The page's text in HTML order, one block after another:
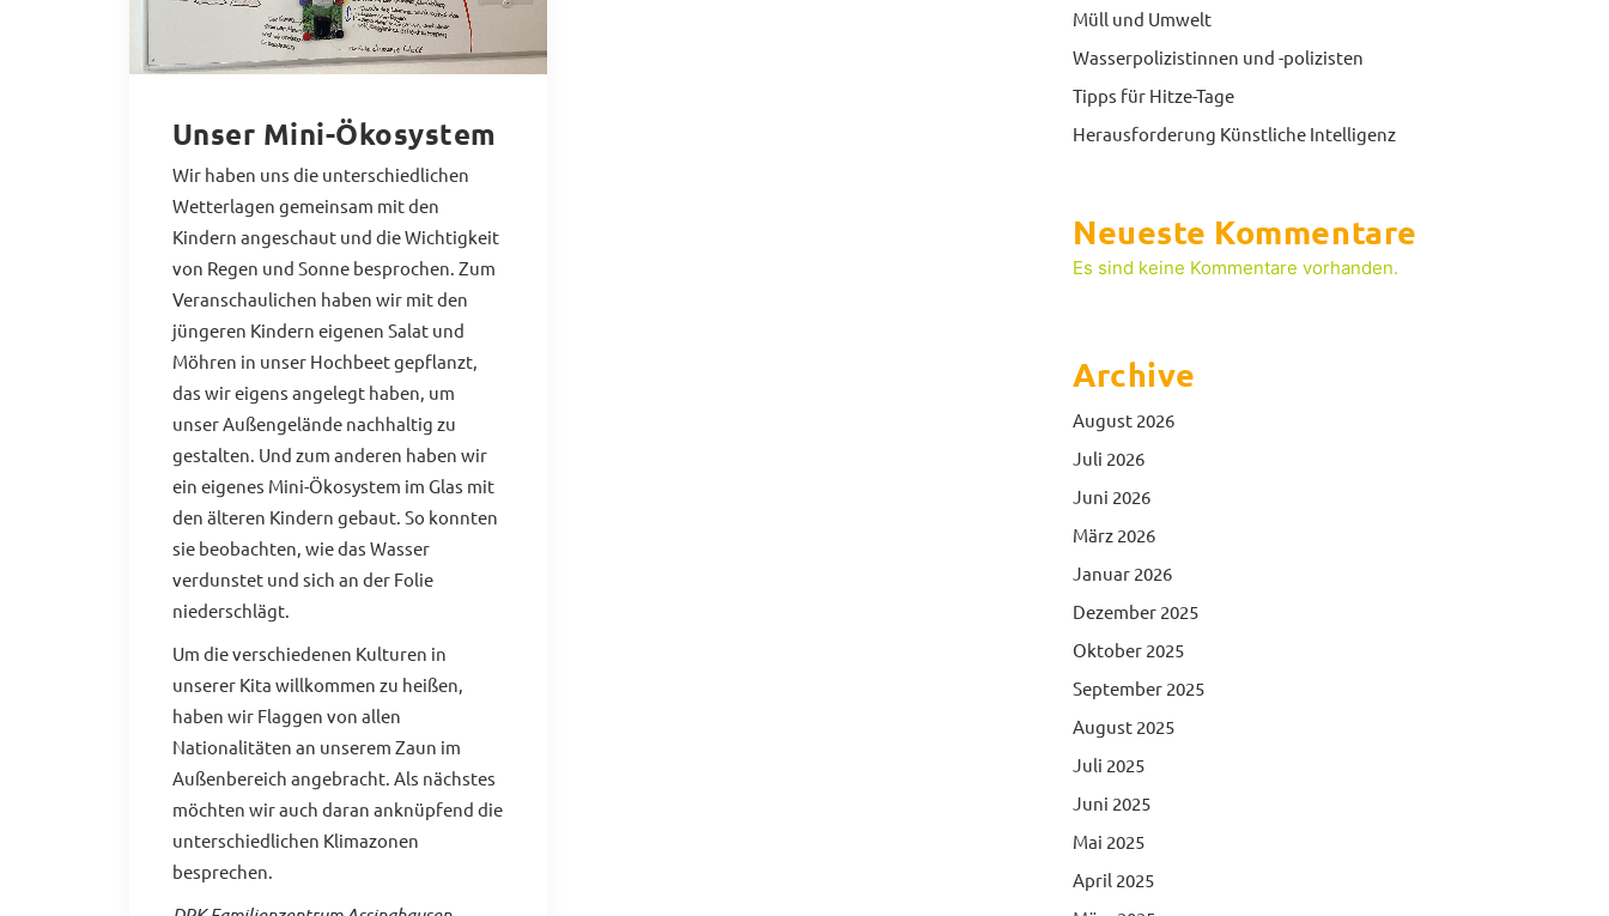
Unser Mini-Ökosystem
Wir haben uns die unterschiedlichen
Wetterlagen gemeinsam mit den
Kindern angeschaut und die Wichtigkeit
von Regen und Sonne besprochen. Zum
Veranschaulichen haben wir mit den
jüngeren Kindern eigenen Salat und
Möhren in unser Hochbeet gepflanzt,
das wir eigens angelegt haben, um
unser Außengelände nachhaltig zu
gestalten. Und zum anderen haben wir
ein eigenes Mini-Ökosystem im Glas mit
den älteren Kindern gebaut. So konnten
sie beobachten, wie das Wasser
verdunstet und sich an der Folie
niederschlägt.
Um die verschiedenen Kulturen in
unserer Kita willkommen zu heißen,
haben wir Flaggen von allen
Nationalitäten an unserem Zaun im
Außenbereich angebracht. Als nächstes
möchten wir auch daran anknüpfend die
unterschiedlichen Klimazonen
besprechen.
Müll und Umwelt
Wasserpolizistinnen und -polizisten
Tipps für Hitze-Tage
Herausforderung Künstliche Intelligenz
Neueste Kommentare
Es sind keine Kommentare vorhanden.
Archive
August 2026
Juli 2026
Juni 2026
März 2026
Januar 2026
Dezember 2025
Oktober 2025
September 2025
August 2025
Juli 2025
Juni 2025
Mai 2025
April 2025